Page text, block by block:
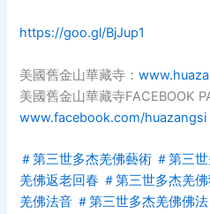
https://goo.gl/BjJup1
美國舊金山華藏寺：
美國舊金山華藏寺FACEBOOK
www.facebook.com/huazangsi
＃第三世多杰羌佛藝術 ＃第三
羌佛返老回春 ＃第三世多杰羌
羌佛法音 ＃第三世多杰羌佛佛法